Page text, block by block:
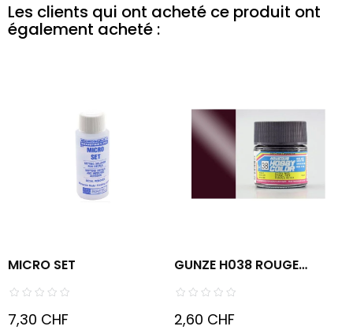
Les clients qui ont acheté ce produit ont
également acheté :
MICRO SET
7,30 CHF
GUNZE H038 ROUGE
ACIER...
2,60 CHF